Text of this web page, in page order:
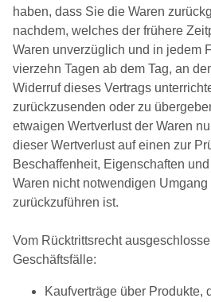
haben, dass Sie die Waren
nachdem, welches der frühere
Waren unverzüglich und in jedem
vierzehn Tagen ab dem Tag, an
Widerruf dieses Vertrags
zurückzusenden oder zu
etwaigen Wertverlust der Waren
dieser Wertverlust auf einen zur
Beschaffenheit, Eigenschaften
Waren nicht notwendigen Umgang
zurückzuführen ist.
Vom Rücktrittsrecht
Geschäftsfälle:
Kaufverträge über Produkte,